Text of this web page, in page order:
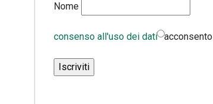
Nome
consenso all'uso dei dati acconsento